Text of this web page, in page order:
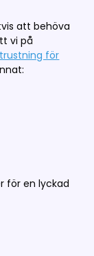
att behöva
vi på
för
för en lyckad